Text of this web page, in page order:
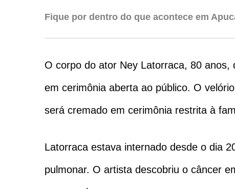
Fique por dentro do que acontece em
O corpo do ator Ney Latorraca, 80
em cerimônia aberta ao público. O
será cremado em cerimônia restrita à
Latorraca estava internado desde o dia
pulmonar. O artista descobriu o câncer